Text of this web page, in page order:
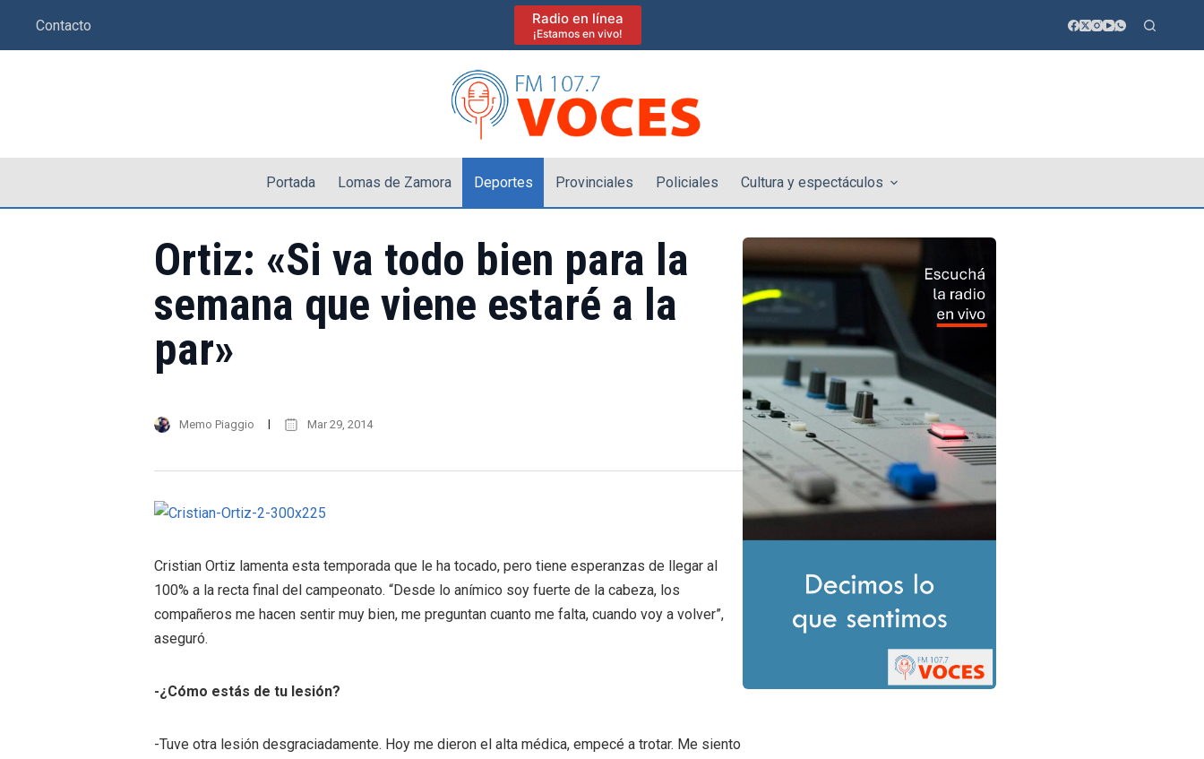
Contacto Radio en línea
¡Estamos en vivo!
Portada Lomas de Zamora Deportes Provinciales Policiales Cultura y espectáculos
Ortiz: «Si va todo bien para la
semana que viene estaré a la
par»
Memo Piaggio Mar 29, 2014
Cristian Ortiz lamenta esta temporada que le ha tocado, pero tiene esperanzas de llegar al
100% a la recta final del campeonato. “Desde lo anímico soy fuerte de la cabeza, los
compañeros me hacen sentir muy bien, me preguntan cuanto me falta, cuando voy a volver”,
aseguró.
-¿Cómo estás de tu lesión?
-Tuve otra lesión desgraciadamente. Hoy me dieron el alta médica, empecé a trotar. Me siento